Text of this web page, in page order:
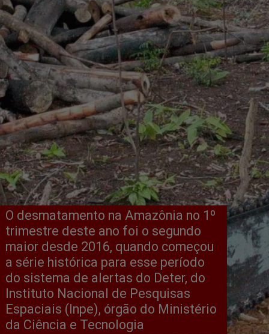
O desmatamento na Amazônia no 1º
trimestre deste ano foi o segundo
maior desde 2016, quando começou
a série histórica para esse período
do sistema de alertas do Deter, do
Instituto Nacional de Pesquisas
Espaciais (Inpe), órgão do Ministério
da Ciência e Tecnologia